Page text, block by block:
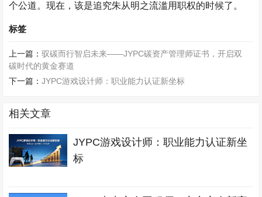
个公道。现在，该是追究朱从明之流滥用职权的时候了。
标签
上一篇：驭碳而行智启未来——JYPC碳资产管理师证书，开启双
碳时代的黄金赛道
下一篇：JYPC游戏设计师：职业能力认证新坐标
相关文章
JYPC游戏设计师：职业能力认证新坐
标